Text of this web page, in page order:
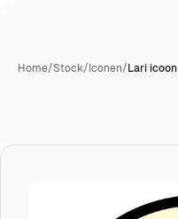
Home/Stock/Iconen/Lari icoon